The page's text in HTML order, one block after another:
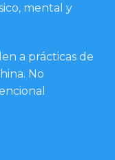
mental y
a prácticas de
No